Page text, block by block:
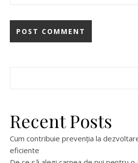
Recent Posts
Cum contribuie prevenția la
eficiente